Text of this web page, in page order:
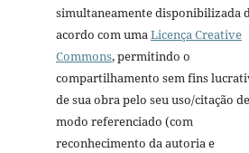
simultaneamente disponibilizada
acordo com uma Licença Creative
Commons, permitindo o
compartilhamento sem fins
de sua obra pelo seu uso/citação de
modo referenciado (com
reconhecimento da autoria e